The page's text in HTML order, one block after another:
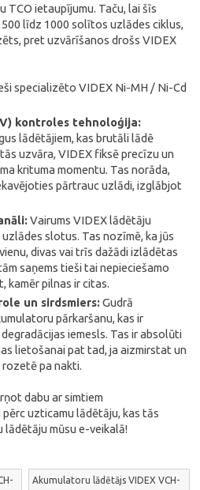
TCO ietaupījumu. Taču, lai šīs
līdz 1000 solītos uzlādes ciklus,
pret uzvārīšanos drošs VIDEX
specializēto VIDEX Ni-MH / Ni-Cd
kontroles tehnoloģija:
lādētājiem, kas brutāli lādē
uzvāra, VIDEX fiksē precīzu un
krituma momentu. Tas norāda,
pārtrauc uzlādi, izglābjot
Vairums VIDEX lādētāju
slotus. Tas nozīmē, ka jūs
divas vai trīs dažādi izlādētas
saņems tieši tai nepieciešamo
kamēr pilnas ir citas.
un sirdsmiers:Gudrā
pārkaršanu, kas ir
iemesls. Tas ir absolūti
lietošanai pat tad, ja aizmirstat un
pa nakti.
dabu ar simtiem
uzticamu lādētāju, kas tās
lādētāju mūsu e-veikalā!
Akumulatoru lādētājs VIDEX VCH-